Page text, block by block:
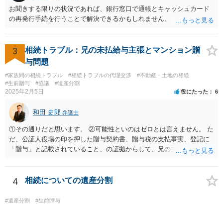
お聞きする限りの状況であれば、銀行窓口で通帳とキャッシュカード
の再発行手続を行うことで解決できるかもしれません。
3
相続トラブル：兄の未払給与主張とマンション贈
与問題
#家族間の相続トラブル #相続トラブルの代理交渉
#不動産・土地の相続
#生前贈与
#協議 #遺産分割
2025年2月5日 役にたった 6
和田 史郎 弁護士
①その通りだと思います。 ②可能性といのはゼロとは言えません。 た
だ、公証人役場の印を押した贈与契約書、贈与税の支払事実、登記に
「贈与」と記載されていること、の証拠からして、兄の主張は通らな
わなければ、遺産分割調停を申し立てて進めるのがベターのような気
がしますね。
4 相続についての遺産分割
#遺産分割 #生前贈与